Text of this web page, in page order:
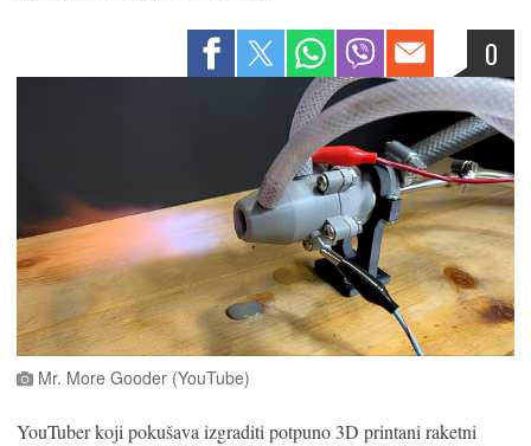
0
Mr. More Gooder (YouTube)
YouTuber koji pokušava izgraditi potpuno 3D printani raketni